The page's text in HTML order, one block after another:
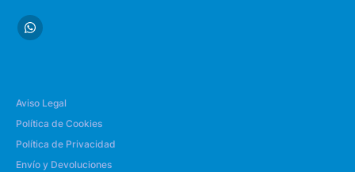
Aviso Legal
Política de Cookies
Política de Privacidad
Envío y Devoluciones